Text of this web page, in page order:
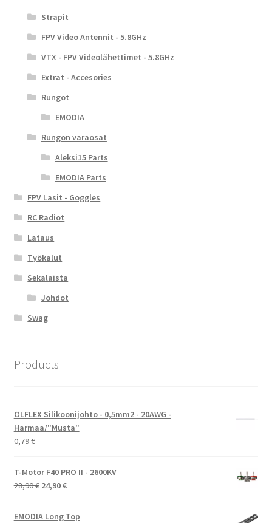
Strapit
FPV Video Antennit - 5.8GHz
VTX - FPV Videolähettimet - 5.8GHz
Extrat - Accesories
Rungot
EMODIA
Rungon varaosat
Aleksi15 Parts
EMODIA Parts
FPV Lasit - Goggles
RC Radiot
Lataus
Työkalut
Sekalaista
Johdot
Swag
Products
ÖLFLEX Silikoonijohto - 0,5mm2 - 20AWG -
Harmaa/"Musta"
0,79€
T-Motor F40 PRO II - 2600KV
28,90€ Alkuperäinen
oli:
24,90€Nykyinen
on:
EMODIA Long Top